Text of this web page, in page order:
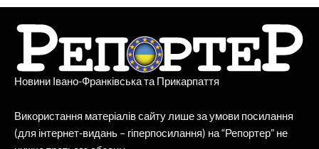
Новини Івано-Франківська та Прикарпаття
Використання матеріалів сайту лише за умови посилання
(для інтернет-видань – гіперпосилання) на “Репортер” не